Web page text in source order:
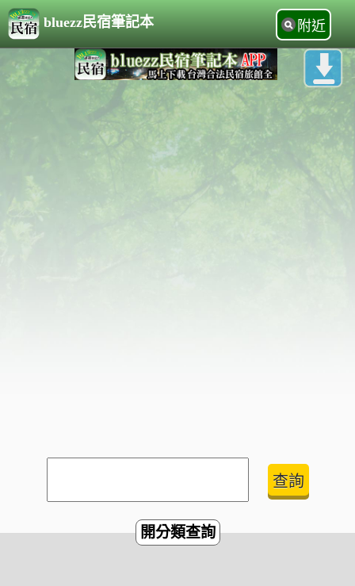
bluezz民宿筆記本 附近
開分類查詢